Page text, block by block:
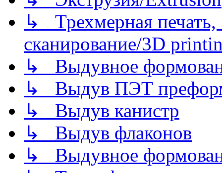
↳ Трехмерная
сканирование/3D
↳ Выдувное
↳ Выдув ПЭТ
↳ Выдув канистр
↳ Выдув флаконов
↳ Выдувное